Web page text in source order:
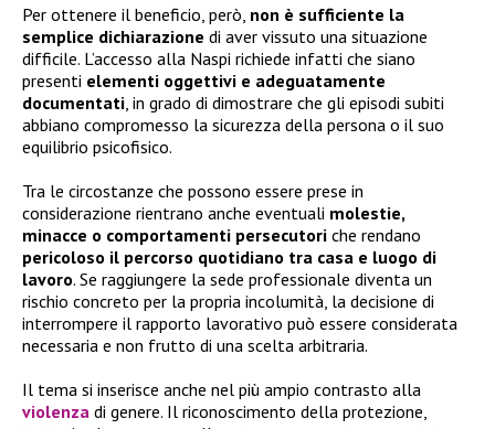
Per ottenere il beneficio, però, non è sufficiente la
semplice dichiarazione di aver vissuto una situazione
difficile. L’accesso alla Naspi richiede infatti che siano
presenti elementi oggettivi e adeguatamente
documentati, in grado di dimostrare che gli episodi subiti
abbiano compromesso la sicurezza della persona o il suo
equilibrio psicofisico.
Tra le circostanze che possono essere prese in
considerazione rientrano anche eventuali molestie,
minacce o comportamenti persecutori che rendano
pericoloso il percorso quotidiano tra casa e luogo di
lavoro. Se raggiungere la sede professionale diventa un
rischio concreto per la propria incolumità, la decisione di
interrompere il rapporto lavorativo può essere considerata
necessaria e non frutto di una scelta arbitraria.
Il tema si inserisce anche nel più ampio contrasto alla
violenza di genere. Il riconoscimento della protezione,